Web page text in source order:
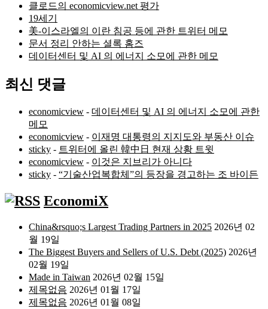
클로드의 economicview.net 평가
19세기
美-이스라엘의 이란 침공 등에 관한 트위터 메모
문서 정리 안하는 셜록 홈즈
데이터센터 및 AI 의 에너지 소모에 관한 메모
최신 댓글
economicview - 데이터센터 및 AI 의 에너지 소모에 관한
메모
economicview - 이재명 대통령의 지지도와 부동산 이슈
sticky - 트위터에 올린 韓中日 현재 상황 트윗
economicview - 이것은 지브리가 아니다
sticky - “기술산업복합체”의 등장을 경고하는 조 바이든
EconomiX
China&rsquo;s Largest Trading Partners in 2025 2026년 02
월 19일
The Biggest Buyers and Sellers of U.S. Debt (2025) 2026년
02월 19일
Made in Taiwan 2026년 02월 15일
제목없음 2026년 01월 17일
제목없음 2026년 01월 08일